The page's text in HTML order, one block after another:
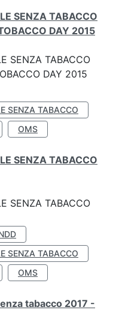
SENZA TABACCO
DAY 2015
SENZA TABACCO
DAY 2015
SENZA TABACCO
OMS
SENZA TABACCO
SENZA TABACCO
SENZA TABACCO
OMS
tabacco 2017 -